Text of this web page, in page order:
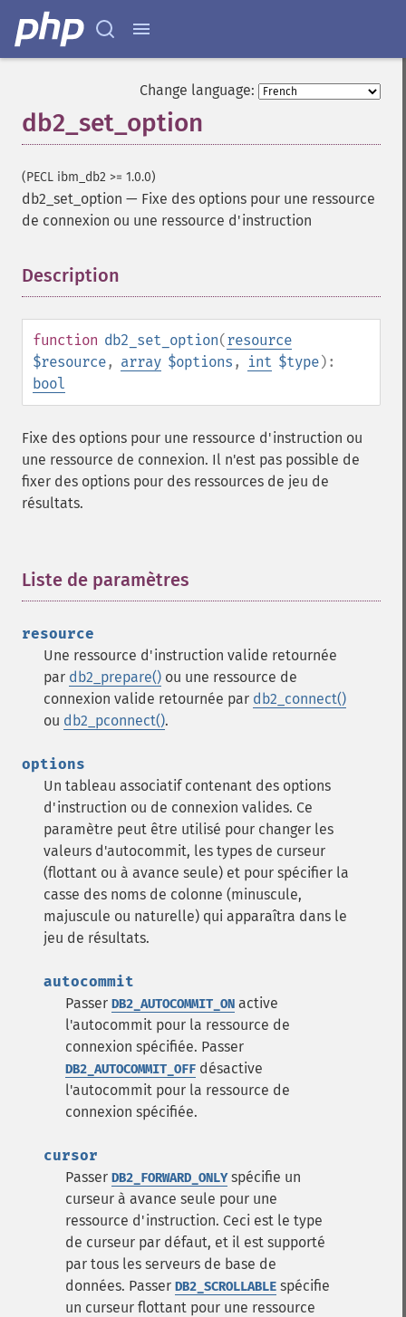
Change language:
db2_set_option
(PECL ibm_db2 >= 1.0.0)
db2_set_option — Fixe des options pour une ressource
de connexion ou une ressource d'instruction
Description
function db2_set_option(resource
$resource, array $options , int $type):
bool
Fixe des options pour une ressource d'instruction ou
une ressource de connexion. Il n'est pas possible de
fixer des options pour des ressources de jeu de
résultats.
Liste de paramètres
resource
Une ressource d'instruction valide retournée
par db2_prepare() ou une ressource de
connexion valide retournée par db2_connect()
ou db2_pconnect().
options
Un tableau associatif contenant des options
d'instruction ou de connexion valides. Ce
paramètre peut être utilisé pour changer les
valeurs d'autocommit, les types de curseur
(flottant ou à avance seule) et pour spécifier la
casse des noms de colonne (minuscule,
majuscule ou naturelle) qui apparaîtra dans le
jeu de résultats.
autocommit
Passer DB2_AUTOCOMMIT_ON active
l'autocommit pour la ressource de
connexion spécifiée. Passer
DB2_AUTOCOMMIT_OFF désactive
l'autocommit pour la ressource de
connexion spécifiée.
cursor
Passer DB2_FORWARD_ONLYspécifie un
curseur à avance seule pour une
ressource d'instruction. Ceci est le type
de curseur par défaut, et il est supporté
par tous les serveurs de base de
données. Passer DB2_SCROLLABLE spécifie
un curseur flottant pour une ressource